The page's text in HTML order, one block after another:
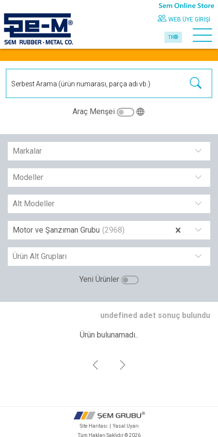
WEB ÜYE GIRIŞI
TR
Araç Menşei
Markalar
Modeller
Alt Modeller
Motor ve Şanzıman Grubu (2968)
Ürün Alt Grupları
Yeni Ürünler
undefined adet sonuç bulundu
Ürün bulunamadı..
Site Haritası
Yasal Uyarı
Tüm Hakları Saklıdır © 2026